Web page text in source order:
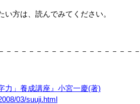
方は、読んでみてください。
－－－－－－－－－－－－－－－－－
力」養成講座』小宮一慶(著)
03/suuji.html